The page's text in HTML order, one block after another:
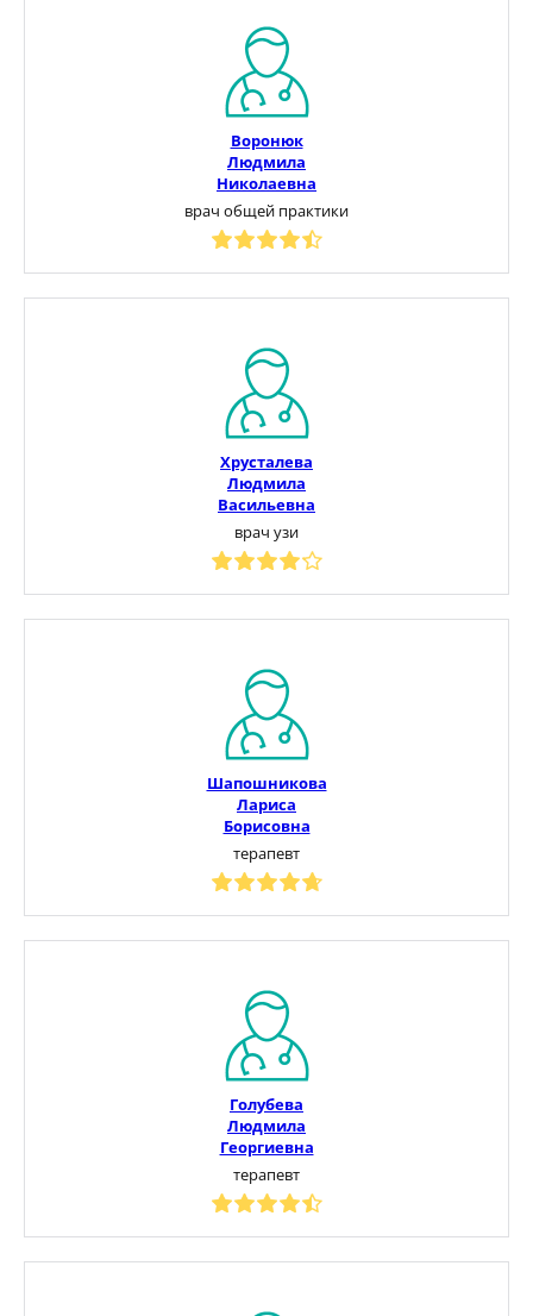
Воронюк
Людмила
Николаевна
врач общей практики
Хрусталева
Людмила
Васильевна
врач узи
Шапошникова
Лариса
Борисовна
терапевт
Голубева
Людмила
Георгиевна
терапевт